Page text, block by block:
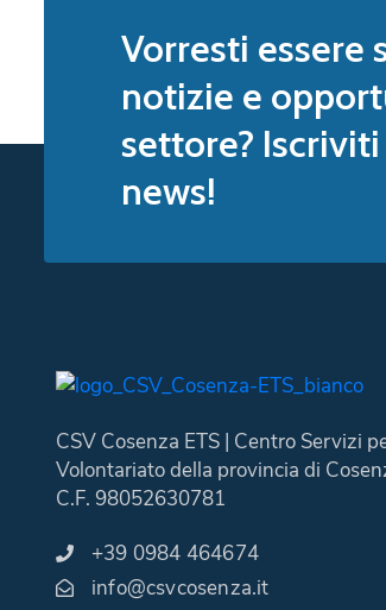
Vorresti essere
notizie e
settore?
news!
CSV Cosenza ETS | Centro Servizi
Volontariato della provincia di
C.F. 98052630781
+39 0984 464674
info@csvcosenza.it